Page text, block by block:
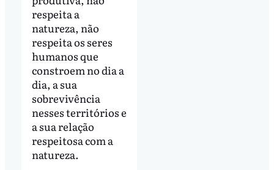
respeita a
natureza, não
respeita os seres
humanos que
constroem no dia a
dia, a sua
sobrevivência
nesses territórios e
a sua relação
respeitosa com a
natureza.